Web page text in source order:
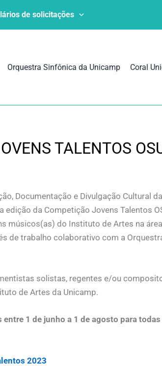
de solicitações
Orquestra Sinfônica da Unicamp Coral
TALENTOS
Documentação e Divulgação Cultural
edição da Competição Jovens Talentos
músicos(as) do Instituto de Artes na
de trabalho colaborativo com a
solistas, regentes e/ou
de Artes da Unicamp.
1 de junho a 1 de agosto para
2023